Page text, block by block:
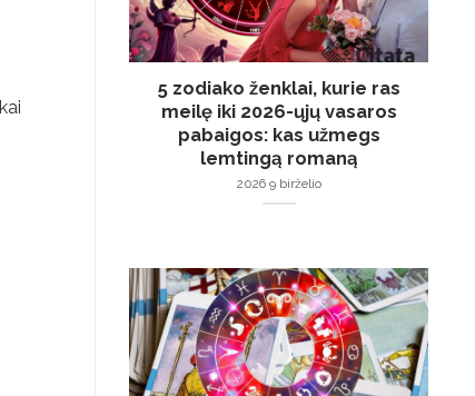
5 zodiako ženklai, kurie ras
meilę iki 2026-ųjų vasaros
pabaigos: kas užmegs
lemtingą romaną
2026 9 birželio